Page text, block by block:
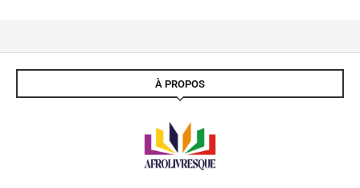
À PROPOS